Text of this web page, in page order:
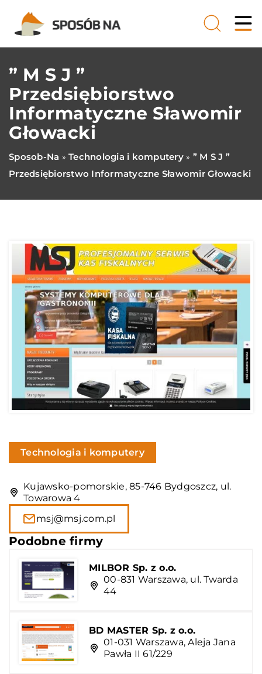
” M S J ”
Przedsiębiorstwo
Informatyczne Sławomir
Głowacki
Sposob-Na » Technologia i komputery» ” M S J ”
Przedsiębiorstwo Informatyczne Sławomir Głowacki
Technologia i komputery
Kujawsko-pomorskie, 85-746 Bydgoszcz, ul.
Towarowa 4
msj@msj.com.pl
Podobne firmy
MILBOR Sp. z o.o.
00-831 Warszawa, ul. Twarda
44
BD MASTER Sp. z o.o.
01-031 Warszawa, Aleja Jana
Pawła II 61/229